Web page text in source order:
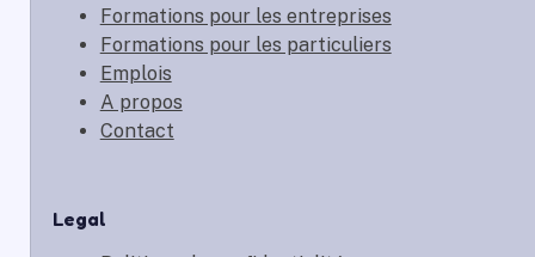
Formations pour les entreprises
Formations pour les particuliers
Emplois
A propos
Contact
Legal